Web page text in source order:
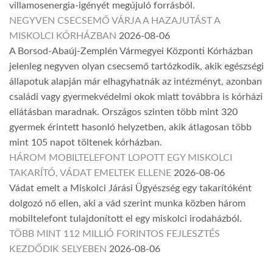
villamosenergia-igényét megújuló forrásból.
NEGYVEN CSECSEMŐ VÁRJA A HAZAJUTÁST A
MISKOLCI KÓRHÁZBAN 2026-08-06
A Borsod-Abaúj-Zemplén Vármegyei Központi Kórházban
jelenleg negyven olyan csecsemő tartózkodik, akik egészségi
állapotuk alapján már elhagyhatnák az intézményt, azonban
családi vagy gyermekvédelmi okok miatt továbbra is kórházi
ellátásban maradnak. Országos szinten több mint 320
gyermek érintett hasonló helyzetben, akik átlagosan több
mint 105 napot töltenek kórházban.
HÁROM MOBILTELEFONT LOPOTT EGY MISKOLCI
TAKARÍTÓ, VÁDAT EMELTEK ELLENE 2026-08-06
Vádat emelt a Miskolci Járási Ügyészség egy takarítóként
dolgozó nő ellen, aki a vád szerint munka közben három
mobiltelefont tulajdonított el egy miskolci irodaházból.
TÖBB MINT 112 MILLIÓ FORINTOS FEJLESZTÉS
KEZDŐDIK SELYEBEN 2026-08-06